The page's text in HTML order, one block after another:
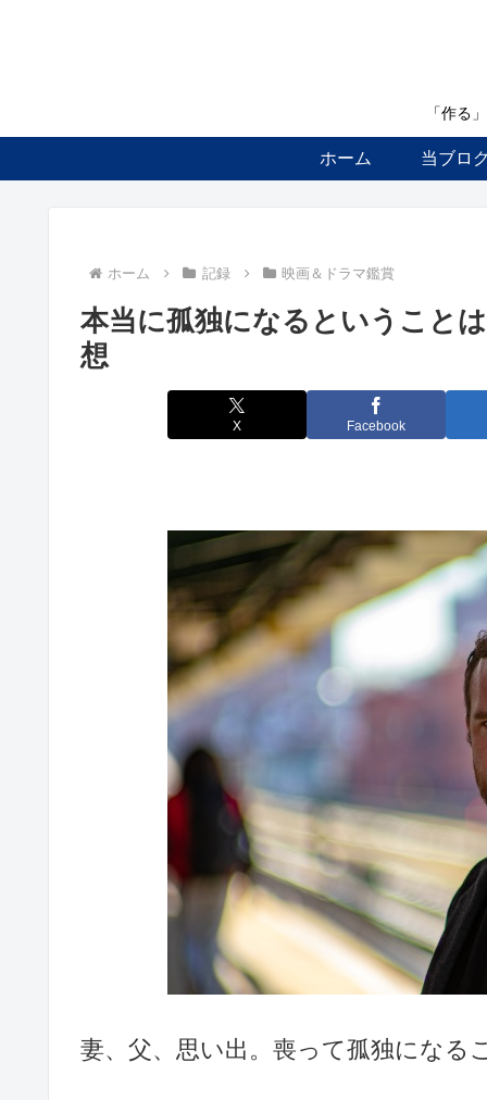
「作る
ホーム 当ブロ
ホーム 記録 映画＆ドラマ鑑賞
本当に孤独になるということ
想
X Facebook
妻、父、思い出。喪って孤独になる